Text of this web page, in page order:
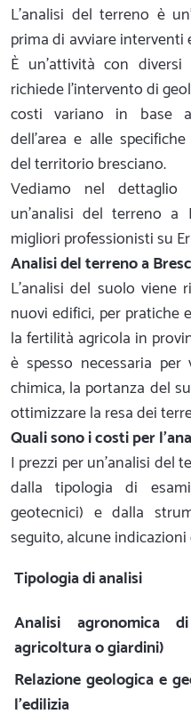
L’analisi del terreno è
prima di avviare
È un’attività con
richiede l’intervento di
costi variano in base
dell'area e alle
del territorio bresciano.
Vediamo nel dettaglio
un'analisi del terreno a
migliori professionisti su
Analisi del terreno a
L’analisi del suolo
nuovi edifici, per pratiche
la fertilità agricola in
è spesso necessaria
chimica, la portanza del
ottimizzare la resa dei
Quali sono i costi per
I prezzi per un'analisi del
dalla tipologia di
geotecnici) e dalla
seguito, alcune
Tipologia di analisi
Analisi agronomica
agricoltura o giardini)
Relazione geologica e
l'edilizia